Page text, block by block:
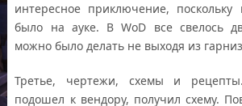
интересное приключение,
было на ауке. В WoD все свелось
можно было делать не выходя из
Третье, чертежи, схемы и
подошел к вендору, получил схему.